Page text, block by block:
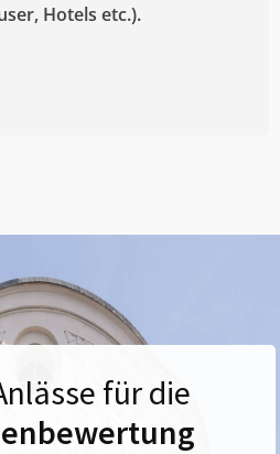
Hotels etc.).
für die